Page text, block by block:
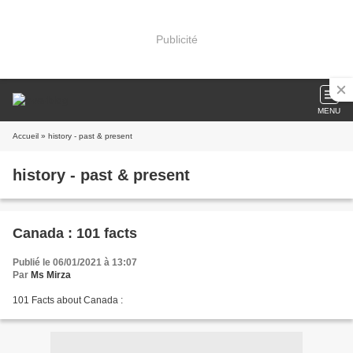
Publicité
MENU
Accueil » history - past & present
history - past & present
Canada : 101 facts
Publié le 06/01/2021 à 13:07
Par Ms Mirza
101 Facts about Canada :